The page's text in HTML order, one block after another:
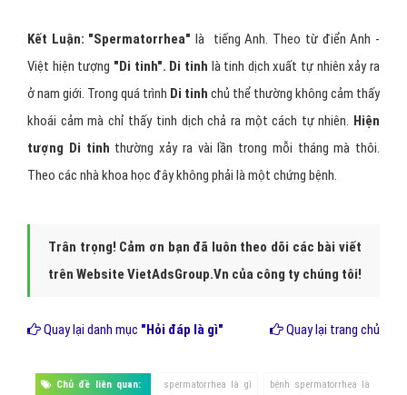
Kết Luận: "Spermatorrhea"là tiếng Anh. Theo từ điển Anh -
Việt hiện tượng "Di tinh". Di tinh là tinh dịch xuất tự nhiên xảy ra
ở nam giới. Trong quá trình Di tinh chủ thể thường không cảm thấy
khoái cảm mà chỉ thấy tinh dịch chả ra một cách tự nhiên. Hiện
tượng Di tinh thường xảy ra vài lần trong mỗi tháng mà thôi.
Theo các nhà khoa học đây không phải là một chứng bệnh.
Trân trọng! Cảm ơn bạn đã luôn theo dõi các bài viết
trên Website VietAdsGroup.Vn của công ty chúng tôi!
Quay lại danh mục "Hỏi đáp là gì" Quay lại trang chủ
Chủ đề liên quan: spermatorrhea là gì bệnh spermatorrhea là